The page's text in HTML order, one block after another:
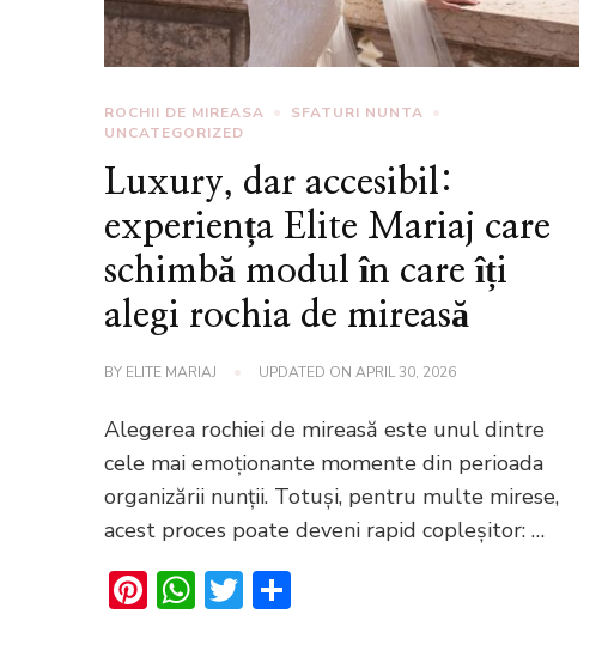
ROCHII DE MIREASA
SFATURI NUNTA
UNCATEGORIZED
Luxury, dar accesibil:
experiența Elite Mariaj care
schimbă modul în care îți
alegi rochia de mireasă
BY ELITE MARIAJ UPDATED ONAPRIL 30, 2026
Alegerea rochiei de mireasă este unul dintre
cele mai emoționante momente din perioada
organizării nunții. Totuși, pentru multe mirese,
acest proces poate deveni rapid copleșitor: …
Pinterest
WhatsApp
Twitter